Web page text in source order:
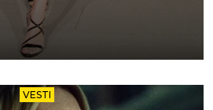
VESTI